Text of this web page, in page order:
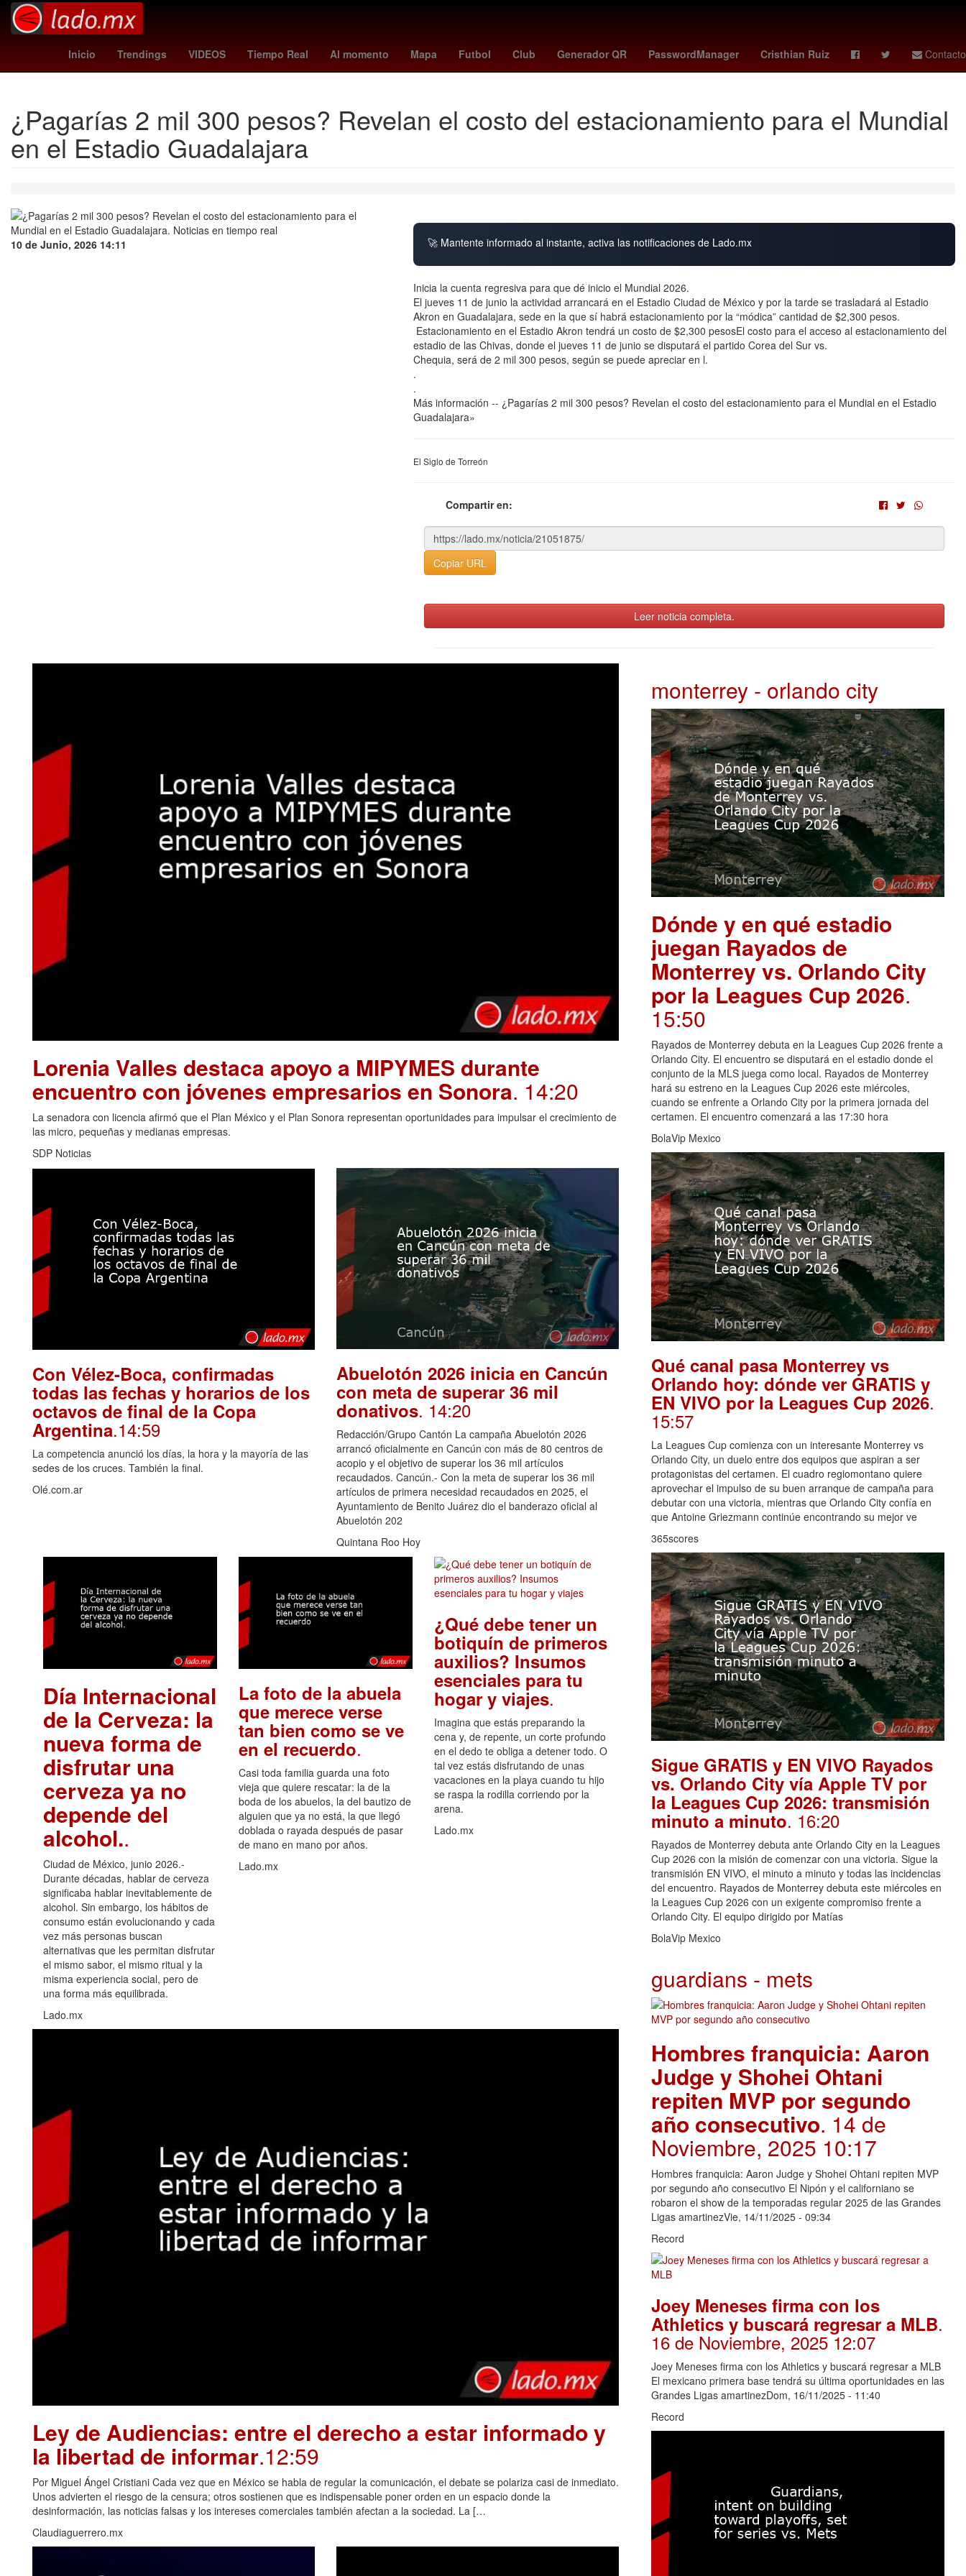
Inicio Trendings VIDEOS Tiempo Real Al momento Mapa Futbol Club Generador QR PasswordManager Cristhian Ruiz Contacto
Perú Argentina swag 2 España Temporada Selección de fútbol de Costa Rica Aguascalientes cruzeiro - chapecoense Empresa amazon prime
¿Pagarías 2 mil 300 pesos? Revelan el costo del estacionamiento para el Mundial
en el Estadio Guadalajara
10 de Junio, 2026 14:11 🚀 Mantente informado al instante, activa las notificaciones de Lado.mx
Inicia la cuenta regresiva para que dé inicio el Mundial 2026.
El jueves 11 de junio la actividad arrancará en el Estadio Ciudad de México y por la tarde se trasladará al Estadio
Akron en Guadalajara, sede en la que sí habrá estacionamiento por la “módica” cantidad de $2,300 pesos.
Estacionamiento en el Estadio Akron tendrá un costo de $2,300 pesosEl costo para el acceso al estacionamiento del
estadio de las Chivas, donde el jueves 11 de junio se disputará el partido Corea del Sur vs.
Chequia, será de 2 mil 300 pesos, según se puede apreciar en l.
.
.
Más información -- ¿Pagarías 2 mil 300 pesos? Revelan el costo del estacionamiento para el Mundial en el Estadio
Guadalajara»
El Siglo de Torreón
Compartir en:
Copiar URL
Leer noticia completa.
Lorenia Valles destaca apoyo a MIPYMES durante
encuentro con jóvenes empresarios en Sonora. 14:20
La senadora con licencia afirmó que el Plan México y el Plan Sonora representan oportunidades para impulsar el crecimiento de
las micro, pequeñas y medianas empresas.
SDP Noticias
Con Vélez-Boca, confirmadas
todas las fechas y horarios de los
octavos de final de la Copa
Argentina.14:59
La competencia anunció los días, la hora y la mayoría de las
sedes de los cruces. También la final.
Olé.com.ar
Abuelotón 2026 inicia en Cancún
con meta de superar 36 mil
donativos. 14:20
Redacción/Grupo Cantón La campaña Abuelotón 2026
arrancó oficialmente en Cancún con más de 80 centros de
acopio y el objetivo de superar los 36 mil artículos
recaudados. Cancún.- Con la meta de superar los 36 mil
artículos de primera necesidad recaudados en 2025, el
Ayuntamiento de Benito Juárez dio el banderazo oficial al
Abuelotón 202
Quintana Roo Hoy
Día Internacional
de la Cerveza: la
nueva forma de
disfrutar una
cerveza ya no
depende del
alcohol..
Ciudad de México, junio 2026.-
Durante décadas, hablar de cerveza
significaba hablar inevitablemente de
alcohol. Sin embargo, los hábitos de
consumo están evolucionando y cada
vez más personas buscan
alternativas que les permitan disfrutar
el mismo sabor, el mismo ritual y la
misma experiencia social, pero de
una forma más equilibrada.
Lado.mx
La foto de la abuela
que merece verse
tan bien como se ve
en el recuerdo.
Casi toda familia guarda una foto
vieja que quiere rescatar: la de la
boda de los abuelos, la del bautizo de
alguien que ya no está, la que llegó
doblada o rayada después de pasar
de mano en mano por años.
Lado.mx
¿Qué debe tener un
botiquín de primeros
auxilios? Insumos
esenciales para tu
hogar y viajes.
Imagina que estás preparando la
cena y, de repente, un corte profundo
en el dedo te obliga a detener todo. O
tal vez estás disfrutando de unas
vacaciones en la playa cuando tu hijo
se raspa la rodilla corriendo por la
arena.
Lado.mx
Ley de Audiencias: entre el derecho a estar informado y
la libertad de informar.12:59
Por Miguel Ángel Cristiani Cada vez que en México se habla de regular la comunicación, el debate se polariza casi de inmediato.
Unos advierten el riesgo de la censura; otros sostienen que es indispensable poner orden en un espacio donde la
desinformación, las noticias falsas y los intereses comerciales también afectan a la sociedad. La […
Claudiaguerrero.mx
monterrey - orlando city
Dónde y en qué estadio
juegan Rayados de
Monterrey vs. Orlando City
por la Leagues Cup 2026.
15:50
Rayados de Monterrey debuta en la Leagues Cup 2026 frente a
Orlando City. El encuentro se disputará en el estadio donde el
conjunto de la MLS juega como local. Rayados de Monterrey
hará su estreno en la Leagues Cup 2026 este miércoles,
cuando se enfrente a Orlando City por la primera jornada del
certamen. El encuentro comenzará a las 17:30 hora
BolaVip Mexico
Qué canal pasa Monterrey vs
Orlando hoy: dónde ver GRATIS y
EN VIVO por la Leagues Cup 2026.
15:57
La Leagues Cup comienza con un interesante Monterrey vs
Orlando City, un duelo entre dos equipos que aspiran a ser
protagonistas del certamen. El cuadro regiomontano quiere
aprovechar el impulso de su buen arranque de campaña para
debutar con una victoria, mientras que Orlando City confía en
que Antoine Griezmann continúe encontrando su mejor ve
365scores
Sigue GRATIS y EN VIVO Rayados
vs. Orlando City vía Apple TV por
la Leagues Cup 2026: transmisión
minuto a minuto. 16:20
Rayados de Monterrey debuta ante Orlando City en la Leagues
Cup 2026 con la misión de comenzar con una victoria. Sigue la
transmisión EN VIVO, el minuto a minuto y todas las incidencias
del encuentro. Rayados de Monterrey debuta este miércoles en
la Leagues Cup 2026 con un exigente compromiso frente a
Orlando City. El equipo dirigido por Matías
BolaVip Mexico
guardians - mets
Hombres franquicia: Aaron
Judge y Shohei Ohtani
repiten MVP por segundo
año consecutivo. 14 de
Noviembre, 2025 10:17
Hombres franquicia: Aaron Judge y Shohei Ohtani repiten MVP
por segundo año consecutivo El Nipón y el californiano se
robaron el show de la temporadas regular 2025 de las Grandes
Ligas amartinezVie, 14/11/2025 - 09:34
Record
Joey Meneses firma con los
Athletics y buscará regresar a MLB.
16 de Noviembre, 2025 12:07
Joey Meneses firma con los Athletics y buscará regresar a MLB
El mexicano primera base tendrá su última oportunidades en las
Grandes Ligas amartinezDom, 16/11/2025 - 11:40
Record